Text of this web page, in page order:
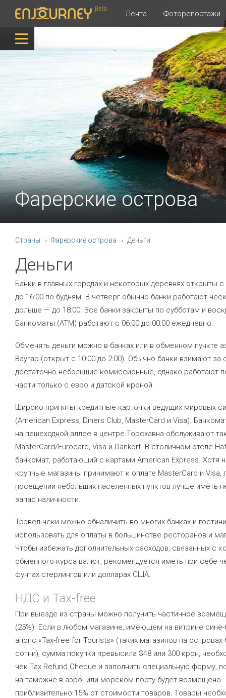
Лента Фоторепортажи
Фарерские острова
Страны Фарерские острова Деньги
Деньги
Банки в главных городах и некоторых деревнях открыты с
до 16:00 по будням. В четверг обычно банки работают
дольше — до 18:00. Все банки закрыты по субботам и
Банкоматы (ATM) работают с 06:00 до 00:00 ежедневно.
Обменять деньги можно в банках или в обменном пункте
Ваугар (открыт с 10:00 до 2:00). Обычно банки взимают за
достаточно небольшие комиссионные, однако работают
части только с евро и датской кроной.
Широко приняты кредитные карточки ведущих мировых
(American Express, Diners Club, MasterCard и Visa).
на пешеходной аллее в центре Торсхавна обслуживают
MasterCard/Eurocard, Visa и Dankort. В столичном отеле
банкомат, работающий с картами American Express. Хотя
крупные магазины принимают к оплате MasterCard и Visa,
посещении небольших населенных пунктов лучше иметь
запас наличности.
Трэвел-чеки можно обналичить во многих банках и
использовать для оплаты в большинстве ресторанов и
Чтобы избежать дополнительных расходов, связанных с
обменного курса валют, рекомендуется иметь при себе
фунтах стерлингов или долларах США.
НДС и Tax-free
При выезде из страны можно получить частичное
(25%). Если в любом магазине, имеющем на витрине
анонс «Tax-free for Tourists» (таких магазинов на
сотни), сумма покупки превысила $48 или 300 крон,
чек Tax Refund Cheque и заполнить специальную форму,
на таможне в аэро- или морском порту будет возмещено
приблизительно 15% от стоимости товаров. Товары